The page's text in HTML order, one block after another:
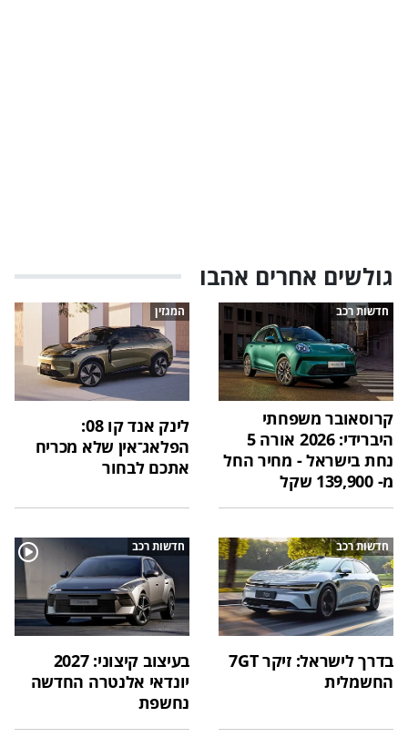
גולשים אחרים אהבו
חדשות רכב
קרוסאובר משפחתי
היברידי: 2026 אורה 5
נחת בישראל - מחיר החל
מ- 139,900 שקל
המגזין
לינק אנד קו 08:
הפלאג־אין שלא מכריח
אתכם לבחור
חדשות רכב
בדרך לישראל: זיקר 7GT
החשמלית
חדשות רכב
בעיצוב קיצוני: 2027
יונדאי אלנטרה החדשה
נחשפת